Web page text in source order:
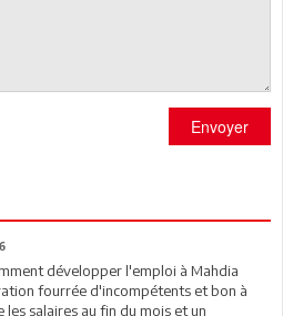
Envoyer
développer l'emploi à Mahdia
fourrée d'incompétents et bon à
salaires au fin du mois et un